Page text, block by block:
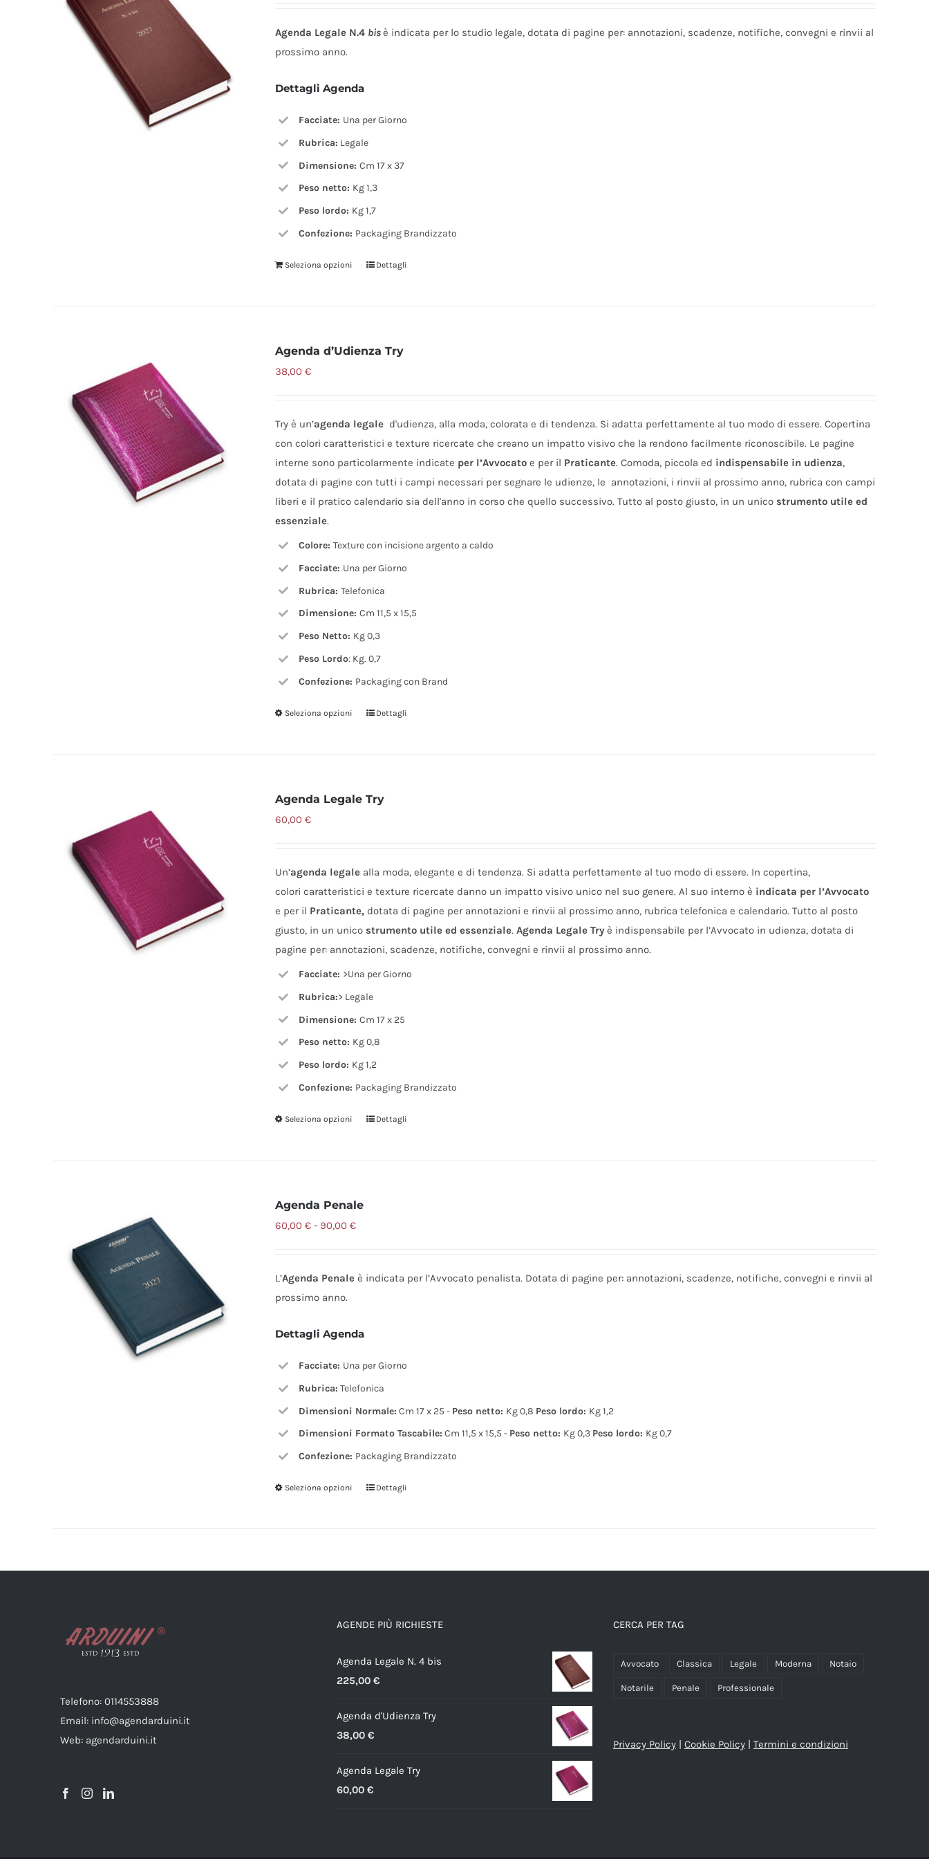
Agenda Legale N.4 bisè indicata per lo studio legale, dotata di pagine per: annotazioni, scadenze, notifiche, convegni e rinvii al
prossimo anno.
Dettagli Agenda
Facciate: Una per Giorno
Rubrica: Legale
Dimensione: Cm 17 x 37
Peso netto: Kg 1,3
Peso lordo: Kg 1,7
Confezione: Packaging Brandizzato
Seleziona opzioni Dettagli
Agenda d’Udienza Try
38,00€
Try è un’agenda legale d'udienza, alla moda, colorata e di tendenza. Si adatta perfettamente al tuo modo di essere. Copertina
con colori caratteristici e texture ricercate che creano un impatto visivo che la rendono facilmente riconoscibile. Le pagine
interne sono particolarmente indicate per l’Avvocato e per il Praticante. Comoda, piccola ed indispensabile in udienza,
dotata di pagine con tutti i campi necessari per segnare le udienze, le annotazioni, i rinvii al prossimo anno, rubrica con campi
liberi e il pratico calendario sia dell'anno in corso che quello successivo. Tutto al posto giusto, in un unico strumento utile ed
essenziale.
Colore: Texture con incisione argento a caldo
Facciate: Una per Giorno
Rubrica: Telefonica
Dimensione: Cm 11,5 x 15,5
Peso Netto: Kg 0,3
Peso Lordo: Kg. 0,7
Confezione: Packaging con Brand
Seleziona opzioni
Questo
varianti.
essere
scelte
nella
pagina
del
Dettagli
Agenda Legale Try
60,00€
Un’agenda legale alla moda, elegante e di tendenza. Si adatta perfettamente al tuo modo di essere. In copertina,
colori caratteristici e texture ricercate danno un impatto visivo unico nel suo genere. Al suo interno è indicata per l’Avvocato
e per il Praticante, dotata di pagine per annotazioni e rinvii al prossimo anno, rubrica telefonica e calendario. Tutto al posto
giusto, in un unico strumento utile ed essenziale.Agenda Legale Try è indispensabile per l’Avvocato in udienza, dotata di
pagine per: annotazioni, scadenze, notifiche, convegni e rinvii al prossimo anno.
Facciate: >Una per Giorno
Rubrica:> Legale
Dimensione: Cm 17 x 25
Peso netto: Kg 0,8
Peso lordo: Kg 1,2
Confezione: Packaging Brandizzato
Seleziona opzioni
Questo
essere
prodotto
Dettagli
Agenda Penale
60,00€ - 90,00€Fascia
da
90,00 €
L’Agenda Penaleè indicata per l’Avvocato penalista. Dotata di pagine per: annotazioni, scadenze, notifiche, convegni e rinvii al
prossimo anno.
Dettagli Agenda
Facciate: Una per Giorno
Rubrica: Telefonica
Dimensioni Normale: Cm 17 x 25 - Peso netto: Kg 0,8 Peso lordo: Kg 1,2
Dimensioni Formato Tascabile: Cm 11,5 x 15,5 - Peso netto: Kg 0,3 Peso lordo: Kg 0,7
Confezione: Packaging Brandizzato
Seleziona opzioni
Questo
varianti.
possono
scelte
nella
del
prodotto
Dettagli
Telefono: 0114553888
Email: info@agendarduini.it
Web: agendarduini.it
AGENDE PIÙ RICHIESTE
Agenda Legale N. 4 bis
225,00 €
Agenda d'Udienza Try
38,00 €
Agenda Legale Try
60,00 €
CERCA PER TAG
Avvocato Classica Legale Moderna Notaio
Notarile Penale Professionale
Privacy Policy | Cookie Policy | Termini e condizioni